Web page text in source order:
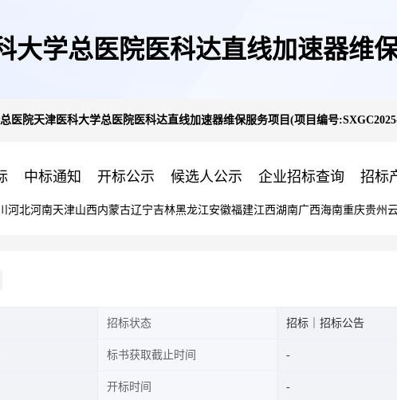
大学总医院医科达直线加速器维
医院天津医科大学总医院医科达直线加速器维保服务项目(项目编号
中标通知 开标公示 候选人公示 企业招标查询 招标
河北河南天津山西内蒙古辽宁吉林黑龙江安徽福建江西湖南广西海南重庆贵州
招标状态 招标｜招标公告
标书获取截止时间
开标时间